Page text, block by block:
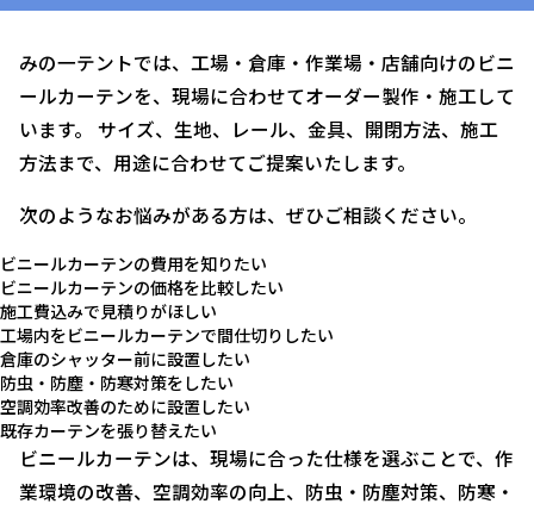
みの一テントでは、工場・倉庫・作業場・店舗向けのビニ
ールカーテンを、現場に合わせてオーダー製作・施工して
います。 サイズ、生地、レール、金具、開閉方法、施工
方法まで、用途に合わせてご提案いたします。
次のようなお悩みがある方は、ぜひご相談ください。
ビニールカーテンの費用を知りたい
ビニールカーテンの価格を比較したい
施工費込みで見積りがほしい
工場内をビニールカーテンで間仕切りしたい
倉庫のシャッター前に設置したい
防虫・防塵・防寒対策をしたい
空調効率改善のために設置したい
既存カーテンを張り替えたい
ビニールカーテンは、現場に合った仕様を選ぶことで、作
業環境の改善、空調効率の向上、防虫・防塵対策、防寒・